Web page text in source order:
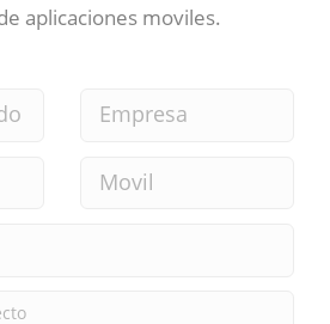
aplicaciones moviles.